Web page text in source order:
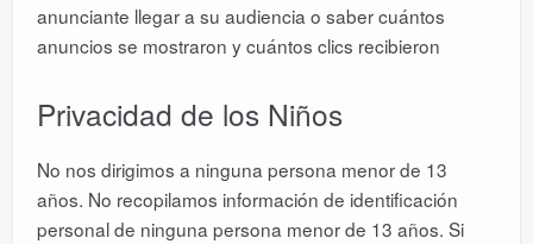
anunciante llegar a su audiencia o saber cuántos
anuncios se mostraron y cuántos clics recibieron
Privacidad de los Niños
No nos dirigimos a ninguna persona menor de 13
años. No recopilamos información de identificación
personal de ninguna persona menor de 13 años. Si